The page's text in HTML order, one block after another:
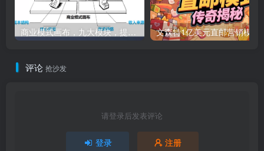
商业模式画布，九大模块，提供下载
评论 抢沙发
请登录后发表评论
登录 注册